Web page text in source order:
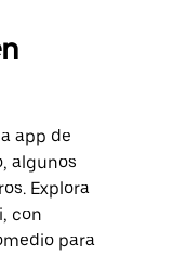
app de
algunos
Explora
con
para